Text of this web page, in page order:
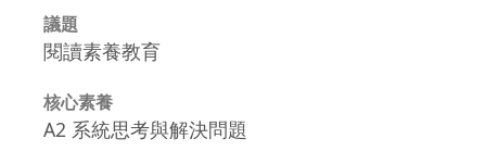
議題
閱讀素養教育
核心素養
A2 系統思考與解決問題